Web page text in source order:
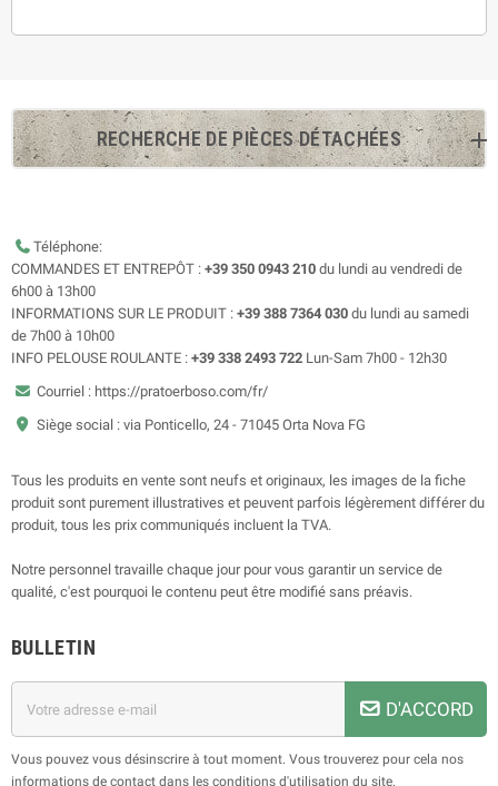
RECHERCHE DE PIÈCES DÉTACHÉES
Téléphone:
COMMANDES ET ENTREPÔT : +39 350 0943 210 du lundi au vendredi de
6h00 à 13h00
INFORMATIONS SUR LE PRODUIT : +39 388 7364 030 du lundi au samedi
de 7h00 à 10h00
INFO PELOUSE ROULANTE : +39 338 2493 722 Lun-Sam 7h00 - 12h30
Courriel : https://pratoerboso.com/fr/
Siège social : via Ponticello, 24 - 71045 Orta Nova FG
Tous les produits en vente sont neufs et originaux, les images de la fiche
produit sont purement illustratives et peuvent parfois légèrement différer du
produit, tous les prix communiqués incluent la TVA.
Notre personnel travaille chaque jour pour vous garantir un service de
qualité, c'est pourquoi le contenu peut être modifié sans préavis.
BULLETIN
D'ACCORD
Vous pouvez vous désinscrire à tout moment. Vous trouverez pour cela nos
informations de contact dans les conditions d'utilisation du site.